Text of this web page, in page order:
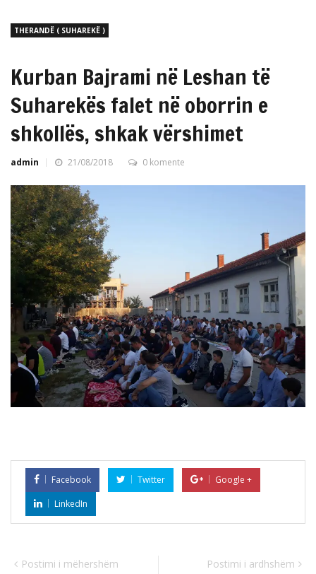
THERANDË ( SUHAREKË )
Kurban Bajrami në Leshan të
Suharekës falet në oborrin e
shkollës, shkak vërshimet
admin 21/08/2018 0 komente
Facebook Twitter
Google +
LinkedIn
Postimi i mëhershëm Postimi i ardhshëm